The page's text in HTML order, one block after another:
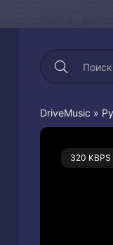
DriveMusic »
320 KBPS
0